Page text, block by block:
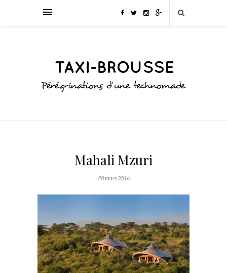
Mahali Mzuri
20 mars 2016